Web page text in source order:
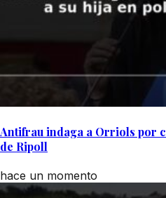
Antifrau indaga a Orriols por
de Ripoll
hace un momento